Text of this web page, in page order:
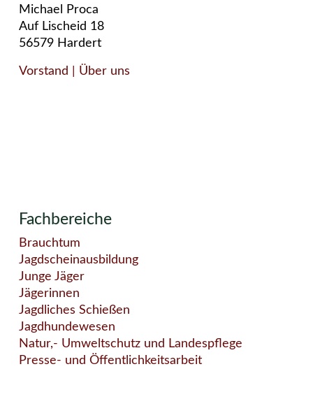
Michael Proca
Auf Lischeid 18
56579 Hardert
Vorstand | Über uns
Fachbereiche
Brauchtum
Jagdscheinausbildung
Junge Jäger
Jägerinnen
Jagdliches Schießen
Jagdhundewesen
Natur,- Umweltschutz und Landespflege
Presse- und Öffentlichkeitsarbeit